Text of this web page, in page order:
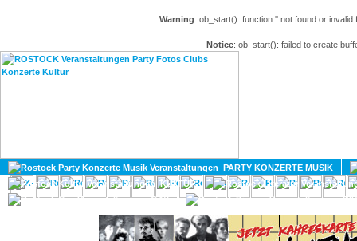
Warning: ob_start(): function '' not found or
Notice: ob_start(): failed to create
PARTY KONZERTE MUSIK
KULTUR
GAY